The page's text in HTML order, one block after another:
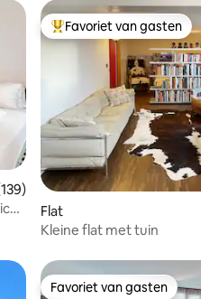
beoordeling van 4,74 op
-
Topfavoriet van gasten
Favoriet van gasten
Flat
Kleine flat met tuin
Favoriet van gasten
Favoriet van gasten